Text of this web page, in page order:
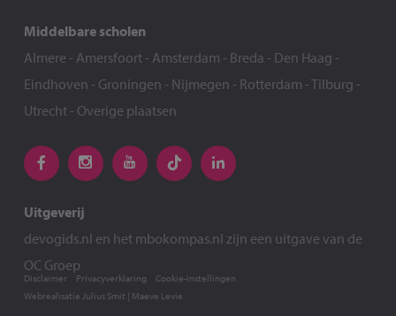
Middelbare scholen
Almere - Amersfoort- Amsterdam - Breda - Den Haag -
Eindhoven - Groningen - Nijmegen - Rotterdam -Tilburg -
Utrecht- Overige plaatsen
Uitgeverij
devogids.nl en het mbokompas.nl zijn een uitgave van de
OC Groep
Webrealisatie Julius Smit | Maeve Levie
Disclaimer Privacyverklaring Cookie-instellingen